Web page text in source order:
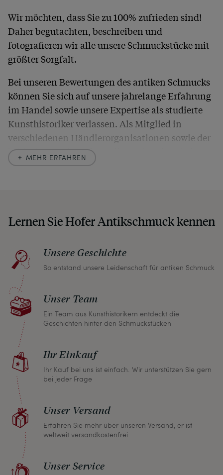
Wir möchten, dass Sie zu 100% zufrieden sind!
Daher begutachten, beschreiben und
fotografieren wir alle unsere Schmuckstücke mit
größter Sorgfalt.
Bei unseren Bewertungen des antiken Schmucks
können Sie sich auf unsere jahrelange Erfahrung
im Handel sowie unsere Expertise als studierte
Kunsthistoriker verlassen. Als Mitglied in
verschiedenen Händlerorganisationen sowie der
Sie, wenn unser Paket zu Ihnen kommt, keine
müssen.
Sollten Sie aus irgendeinem Grund doch einmal
nicht zufrieden sein, nehmen Sie bitte mit uns
Kontakt auf und wir finden umgehend eine
gemeinsame Lösung. Unabhängig davon können
Sie innerhalb von einem Monat jeden Artikel
zurückgeben und wir erstatten Ihnen den vollen
Kaufpreis.
MEHR ERFAHREN
Lernen Sie Hofer Antikschmuck kennen
Unsere Geschichte
So entstand unsere Leidenschaft für antiken Schmuck
Unser Team
Ein Team aus Kunsthistorikern entdeckt die
Geschichten hinter den Schmuckstücken
Ihr Einkauf
Ihr Kauf bei uns ist einfach. Wir unterstützen Sie gern
bei jeder Frage
Unser Versand
Erfahren Sie mehr über unseren Versand, er ist
weltweit versandkostenfrei
Unser Service